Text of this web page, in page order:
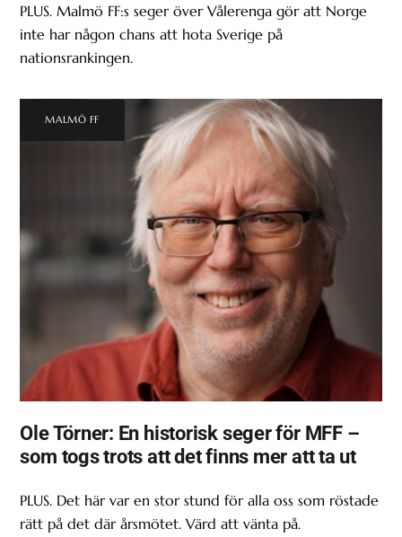
PLUS. Malmö FF:s seger över Vålerenga gör att Norge
inte har någon chans att hota Sverige på
nationsrankingen.
MALMÖ FF
Ole Törner: En historisk seger för MFF –
som togs trots att det finns mer att ta ut
PLUS. Det här var en stor stund för alla oss som röstade
rätt på det där årsmötet. Värd att vänta på.